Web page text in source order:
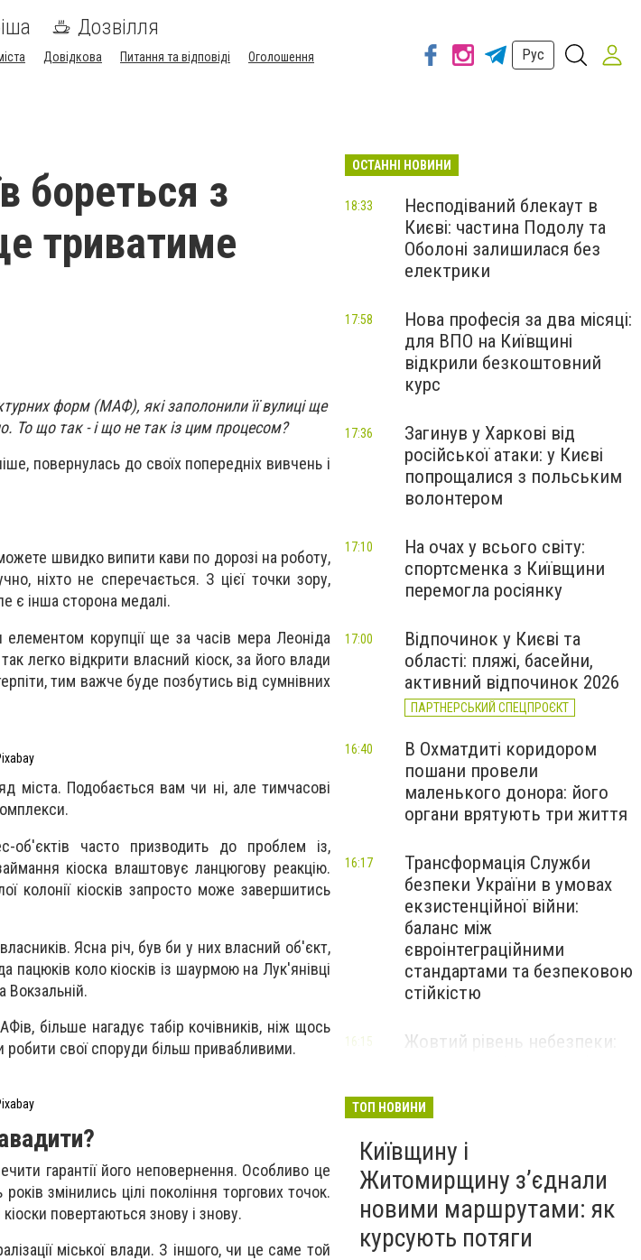
Дозвілля
Довідкова Питання та відповіді
Оголошення
Рус
бореться з
триватиме
форм (МАФ), які заполонили її вулиці ще
То що так - і що не так із цим процесом?
повернулась до своїх попередніх вивчень і
швидко випити кави по дорозі на роботу,
ніхто не сперечається. З цієї точки зору,
є інша сторона медалі.
корупції ще за часів мера Леоніда
легко відкрити власний кіоск, за його влади
тим важче буде позбутись від сумнівних
міста. Подобається вам чи ні, але тимчасові
об'єктів часто призводить до проблем із,
кіоска влаштовує ланцюгову реакцію.
колонії кіосків запросто може завершитись
Ясна річ, був би у них власний об'єкт,
коло кіосків із шаурмою на Лук'янівці
Вокзальній.
більше нагадує табір кочівників, ніж щось
робити свої споруди більш привабливими.
гарантії його неповернення. Особливо це
змінились цілі покоління торгових точок.
повертаються знову і знову.
міської влади. З іншого, чи це саме той
ОСТАННІ НОВИНИ
Несподіваний блекаут в
Києві: частина Подолу та
Оболоні залишилася без
електрики
18:33
Нова професія за два місяці:
для ВПО на Київщині
відкрили безкоштовний
курс
17:58
Загинув у Харкові від
російської атаки: у Києві
попрощалися з польським
волонтером
17:36
На очах у всього світу:
спортсменка з Київщини
перемогла росіянку
17:10
Відпочинок у Києві та
області: пляжі, басейни,
активний відпочинок 2026
ПАРТНЕРСЬКИЙ СПЕЦПРОЄКТ
17:00
В Охматдиті коридором
пошани провели
маленького донора: його
органи врятують три життя
16:40
Трансформація Служби
безпеки України в умовах
екзистенційної війни:
баланс між
євроінтеграційними
стандартами та безпековою
стійкістю
16:17
Жовтий рівень небезпеки:
16:15
ТОП НОВИНИ
Київщину і
Житомирщину з’єднали
новими маршрутами: як
курсують потяги